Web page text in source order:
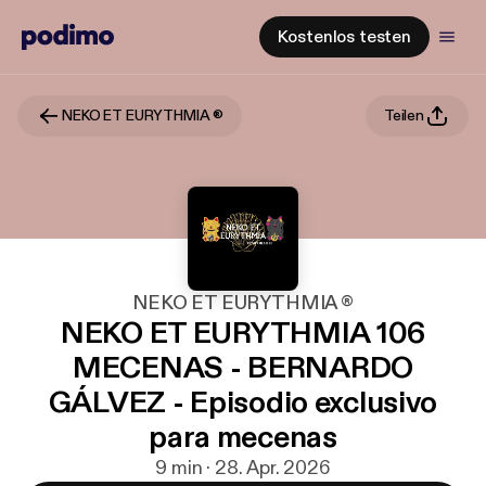
Kostenlos testen
NEKO ET EURYTHMIA ® Teilen
NEKO ET EURYTHMIA ®
NEKO ET EURYTHMIA 106
MECENAS - BERNARDO
GÁLVEZ - Episodio exclusivo
para mecenas
9 min · 28. Apr. 2026